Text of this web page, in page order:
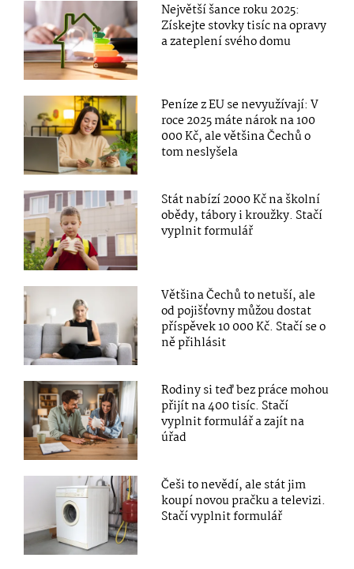
Největší šance roku 2025:
Získejte stovky tisíc na opravy
a zateplení svého domu
Peníze z EU se nevyužívají: V
roce 2025 máte nárok na 100
000 Kč, ale většina Čechů o
tom neslyšela
Stát nabízí 2000 Kč na školní
obědy, tábory i kroužky. Stačí
vyplnit formulář
Většina Čechů to netuší, ale
od pojišťovny můžou dostat
příspěvek 10 000 Kč. Stačí se o
ně přihlásit
Rodiny si teď bez práce mohou
přijít na 400 tisíc. Stačí
vyplnit formulář a zajít na
úřad
Češi to nevědí, ale stát jim
koupí novou pračku a televizi.
Stačí vyplnit formulář